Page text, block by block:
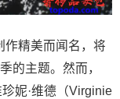
作精美而闻名，将
的主题。然而，
妮·维德（Virginie